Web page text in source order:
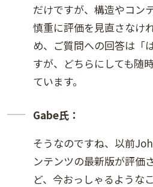
だけですが、構造やコン
慎重に評価を見直さなけ
め、ご質問への回答は「
すが、どちらにしても随
ています。
Gabe氏：
そうなのですね、以前
ンテンツの最新版が評価
ど、今おっしゃるような